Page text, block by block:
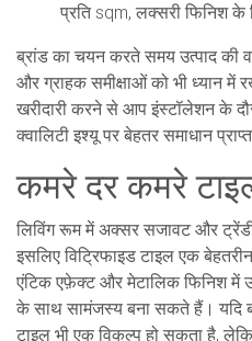
प्रति sqm, लक्सरी फिनिश के
ब्रांड का चयन करते समय उत्पाद की
और ग्राहक समीक्षाओं को भी ध्यान
खरीदारी करने से आप इंस्टॉलेशन के
क्वालिटी इश्यू पर बेहतर समाधान
कमरे दर कमरे
लिविंग रूम में अक्सर सजावट और
इसलिए विट्रिफाइड टाइल एक
एंटिक एफ़ेक्ट और मेटालिक फिनिश में
के साथ सामंजस्य बना सकते हैं। यदि
टाइल भी एक विकल्प हो सकता है,